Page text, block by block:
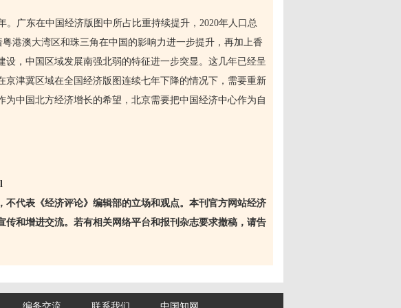
。广东在中国经济版图中所占比重持续提升， 2020年人口总
粤港澳大湾区和珠三角在中国的影响力进一步提升，再加上香
，中国区域发展南强北弱的特征进一步突显。这几年已经呈
津冀区域在全国经济版图连续七年下降的情况下，需要重新
中国北方经济增长的希望，北京需要把中国经济中心作为自
不代表《经济评论》编辑部的立场和观点。本刊官方网站经济
和增进交流。若有相关网络平台和报刊杂志要求撤稿，请告